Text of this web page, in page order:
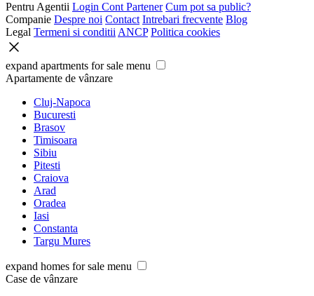
Pentru Agentii Login Cont Partener Cum pot sa public?
Companie Despre noi Contact Intrebari frecvente Blog
Legal Termeni si conditii ANCP Politica cookies
expand apartments for sale menu
Apartamente de vânzare
Cluj-Napoca
Bucuresti
Brasov
Timisoara
Sibiu
Pitesti
Craiova
Arad
Oradea
Iasi
Constanta
Targu Mures
expand homes for sale menu
Case de vânzare